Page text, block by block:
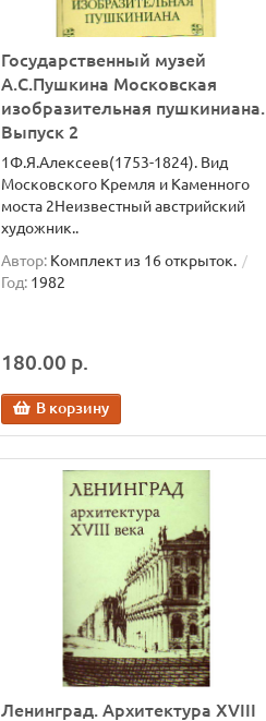
Государственный музей
А.С.Пушкина Московская
изобразительная пушкиниана.
Выпуск 2
1Ф.Я.Алексеев(1753-1824). Вид
Московского Кремля и Каменного
моста 2Неизвестный австрийский
художник..
Автор: Комплект из 16 открыток.
Год: 1982
180.00 р.
В корзину
Ленинград. Архитектура XVIII